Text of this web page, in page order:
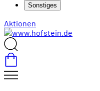
Sonstiges
Aktionen